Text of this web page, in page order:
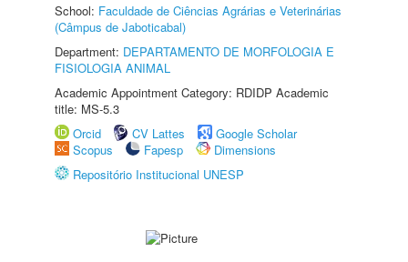
School: Faculdade de Ciências Agrárias e Veterinárias
(Câmpus de Jaboticabal)
Department: DEPARTAMENTO DE MORFOLOGIA E
FISIOLOGIA ANIMAL
Academic Appointment Category: RDIDP Academic
title: MS-5.3
Orcid
CV Lattes
Google Scholar
Scopus
Fapesp
Dimensions
Repositório Institucional UNESP